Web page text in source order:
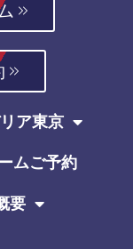
ア東京
ムご予約
要